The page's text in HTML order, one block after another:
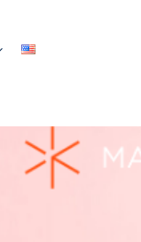
3 Lokasyon Analitiği Özelliği –